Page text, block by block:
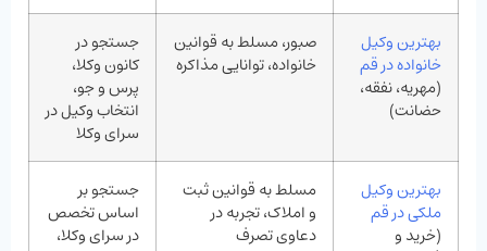
بهترین وکیل
خانواده در قم
(مهریه، نفقه،
حضانت)
صبور، مسلط به قوانین
خانواده، توانایی مذاکره
جستجو در
کانون وکلا،
پرس‌ و جو،
انتخاب وکیل در
سرای وکلا
بهترین وکیل
ملکی در قم
(خرید و
مسلط به قوانین ثبت
و املاک، تجربه در
دعاوی تصرف
جستجو بر
اساس تخصص
در سرای وکلا،